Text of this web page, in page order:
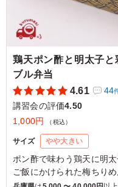
鶏天ポン酢と明太子
ブル弁当
4.61
44
講習会の評価4.50
1,000円
（税込）
サイズ やや大きい
ポン酢で味わう鶏天に明
ご飯にかけられた梅ちりめ